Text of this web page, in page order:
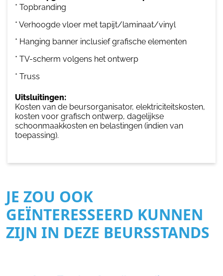
* Topbranding
* Verhoogde vloer met tapijt/laminaat/vinyl
* Hanging banner inclusief grafische elementen
* TV-scherm volgens het ontwerp
* Truss
Uitsluitingen:
Kosten van de beursorganisator, elektriciteitskosten,
kosten voor grafisch ontwerp, dagelijkse
schoonmaakkosten en belastingen (indien van
toepassing).
JE ZOU OOK
GEÏNTERESSEERD KUNNEN
ZIJN IN DEZE BEURSSTANDS